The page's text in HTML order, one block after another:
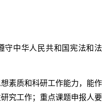
守中华人民共和国宪法和法
素质和科研工作能力，能作
究工作；重点课题申报人要